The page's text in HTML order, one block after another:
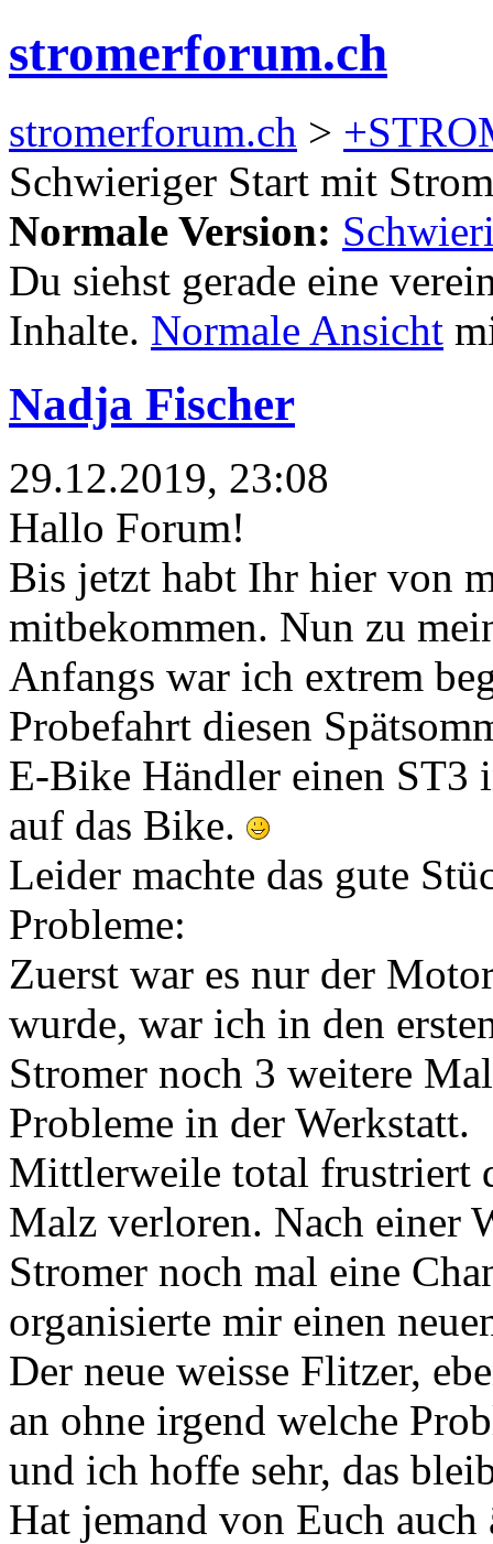
stromerforum.ch
stromerforum.ch >
Schwieriger Start mit
Normale Version:
Du siehst gerade eine
Inhalte. Normale Ansicht
Nadja Fischer
29.12.2019, 23:08
Hallo Forum!
Bis jetzt habt Ihr hier von
mitbekommen. Nun zu
Anfangs war ich extrem
Probefahrt diesen
E-Bike Händler einen ST3
auf das Bike.
Leider machte das gute
Probleme:
Zuerst war es nur der
wurde, war ich in den
Stromer noch 3 weitere
Probleme in der Werkstatt.
Mittlerweile total frustriert
Malz verloren. Nach einer
Stromer noch mal eine
organisierte mir einen
Der neue weisse Flitzer,
an ohne irgend welche
und ich hoffe sehr, das
Hat jemand von Euch